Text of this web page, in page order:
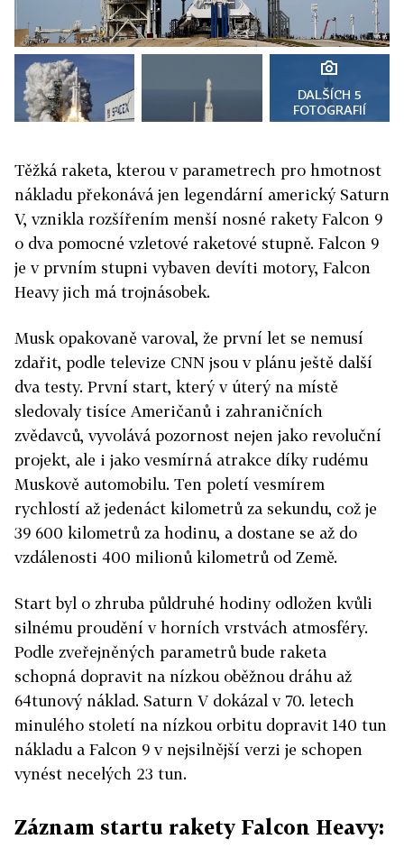
DALŠÍCH 5
FOTOGRAFIÍ
Těžká raketa, kterou v parametrech pro hmotnost
nákladu překonává jen legendární americký Saturn
V, vznikla rozšířením menší nosné rakety Falcon 9
o dva pomocné vzletové raketové stupně. Falcon 9
je v prvním stupni vybaven devíti motory, Falcon
Heavy jich má trojnásobek.
Musk opakovaně varoval, že první let se nemusí
zdařit, podle televize CNN jsou v plánu ještě další
dva testy. První start, který v úterý na místě
sledovaly tisíce Američanů i zahraničních
zvědavců, vyvolává pozornost nejen jako revoluční
projekt, ale i jako vesmírná atrakce díky rudému
Muskově automobilu. Ten poletí vesmírem
rychlostí až jedenáct kilometrů za sekundu, což je
39 600 kilometrů za hodinu, a dostane se až do
vzdálenosti 400 milionů kilometrů od Země.
Start byl o zhruba půldruhé hodiny odložen kvůli
silnému proudění v horních vrstvách atmosféry.
Podle zveřejněných parametrů bude raketa
schopná dopravit na nízkou oběžnou dráhu až
64tunový náklad. Saturn V dokázal v 70. letech
minulého století na nízkou orbitu dopravit 140 tun
nákladu a Falcon 9 v nejsilnější verzi je schopen
vynést necelých 23 tun.
Záznam startu rakety Falcon Heavy: